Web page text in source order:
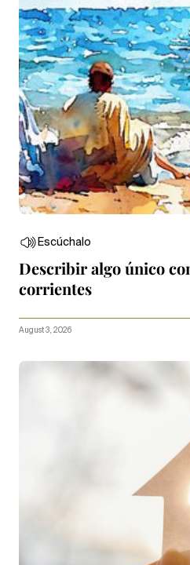
Escúchalo
Describir algo único
corrientes
August 3, 2026